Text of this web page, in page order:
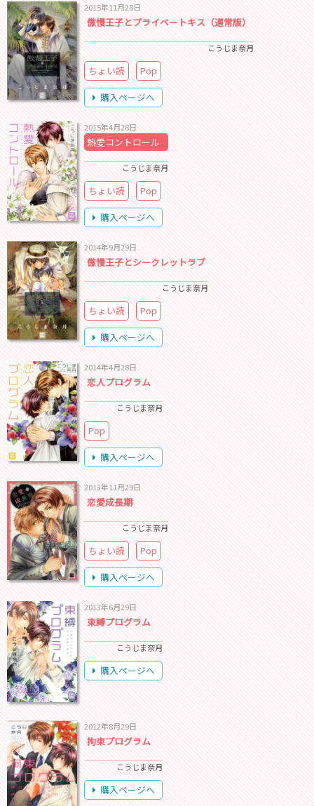
2015年11月28日
傲慢王子とプライベートキス（通常版）
こうじま奈月
ちょい読
Pop
購入ページへ
2015年4月28日
熱愛コントロール
こうじま奈月
ちょい読
Pop
購入ページへ
2014年9月29日
傲慢王子とシークレットラブ
こうじま奈月
ちょい読
Pop
購入ページへ
2014年4月28日
恋人プログラム
こうじま奈月
Pop
購入ページへ
2013年11月29日
恋愛成長期
こうじま奈月
ちょい読
Pop
購入ページへ
2013年6月29日
束縛プログラム
こうじま奈月
購入ページへ
2012年8月29日
拘束プログラム
こうじま奈月
購入ページへ